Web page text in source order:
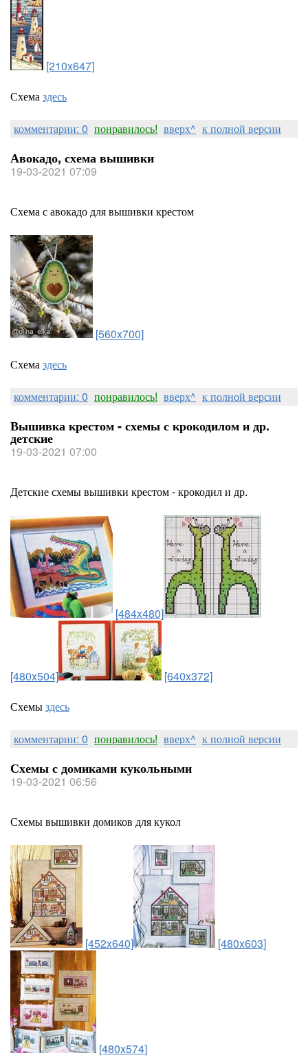
[210x647]
Схемаздесь
комментарии: 0 понравилось! вверх^ к полной версии
Авокадо, схема вышивки
19-03-2021 07:09
Схема с авокадо для вышивки крестом
[560x700]
Схемаздесь
комментарии: 0 понравилось! вверх^ к полной версии
Вышивка крестом - схемы с крокодилом и др.
детские
19-03-2021 07:00
Детские схемы вышивки крестом - крокодил и др.
[484x480]
[480x504]
[640x372]
Схемыздесь
комментарии: 0 понравилось! вверх^ к полной версии
Схемы с домиками кукольными
19-03-2021 06:56
Схемы вышивки домиков для кукол
[452x640] [480x603]
[480x574]